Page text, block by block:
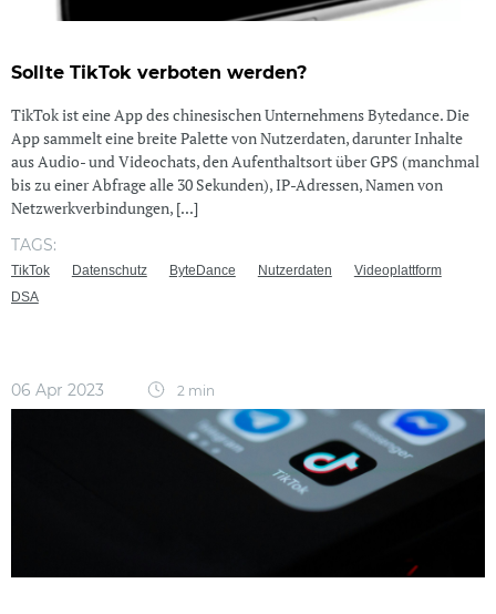
Sollte TikTok verboten werden?
TikTok ist eine App des chinesischen Unternehmens Bytedance. Die
App sammelt eine breite Palette von Nutzerdaten, darunter Inhalte
aus Audio- und Videochats, den Aufenthaltsort über GPS (manchmal
bis zu einer Abfrage alle 30 Sekunden), IP-Adressen, Namen von
Netzwerkverbindungen, [...]
TAGS:
TikTok Datenschutz ByteDance Nutzerdaten
Videoplattform
DSA
06 Apr 2023 2 min